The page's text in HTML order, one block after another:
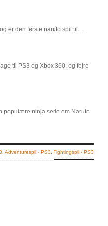
er den første naruto spil til…
til PS3 og Xbox 360, og fejre
populære ninja serie om Naruto
Adventurespil - PS3 Fightingspil - PS3